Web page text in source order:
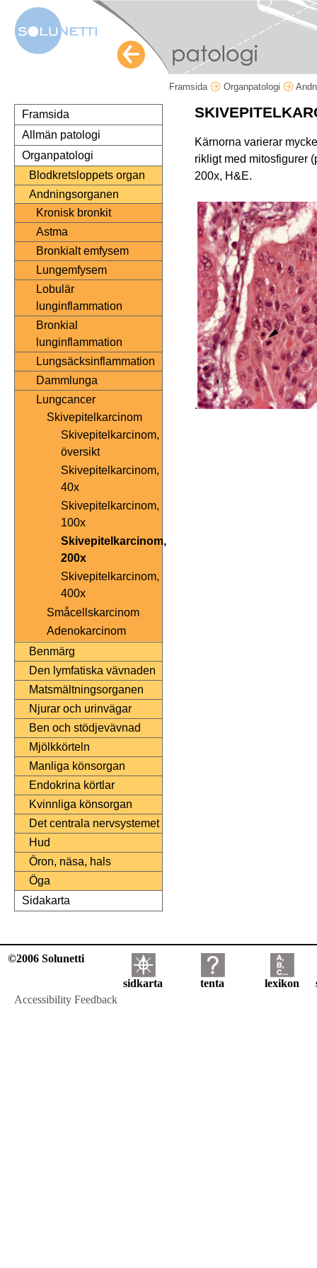
Framsida Organpatologi
Framsida
Allmän patologi
Organpatologi
Blodkretsloppets organ
Andningsorganen
Kronisk bronkit
Astma
Bronkialt emfysem
Lungemfysem
Lobulär
lunginflammation
Bronkial
lunginflammation
Lungsäcksinflammation
Dammlunga
Lungcancer
Skivepitelkarcinom
Skivepitelkarcinom,
översikt
Skivepitelkarcinom,
40x
Skivepitelkarcinom,
100x
Skivepitelkarcinom,
200x
Skivepitelkarcinom,
400x
Småcellskarcinom
Adenokarcinom
Benmärg
Den lymfatiska vävnaden
Matsmältningsorganen
Njurar och urinvägar
Ben och stödjevävnad
Mjölkkörteln
Manliga könsorgan
Endokrina körtlar
Kvinnliga könsorgan
Det centrala nervsystemet
Hud
Öron, näsa, hals
Öga
Sidakarta
Kärnorna varierar
rikligt med mitosfigurer
200x, H&E.
.
©2006 Solunetti
sidkarta tenta lexikon
Accessibility Feedback